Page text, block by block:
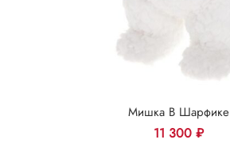
Мишка В Шарфике
11 300 ₽